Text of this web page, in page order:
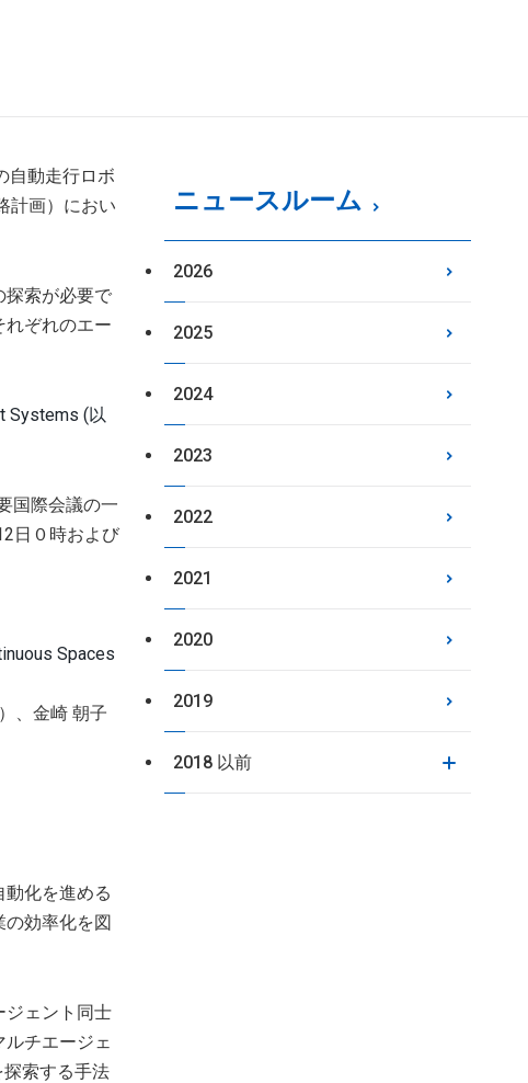
自動走行ロボ
計画）におい
探索が必要で
れぞれのエー
Systems (以
国際会議の一
日０時および
Spaces
、金崎 朝子
化を進める
効率化を図
ジェント同士
チエージェ
索する手法
ニュースルーム
2026
2025
2024
2023
2022
2021
2020
2019
2018 以前